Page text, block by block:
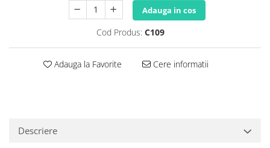
Adauga in cos
Cod Produs: C109
Adauga la Favorite Cere informatii
Descriere